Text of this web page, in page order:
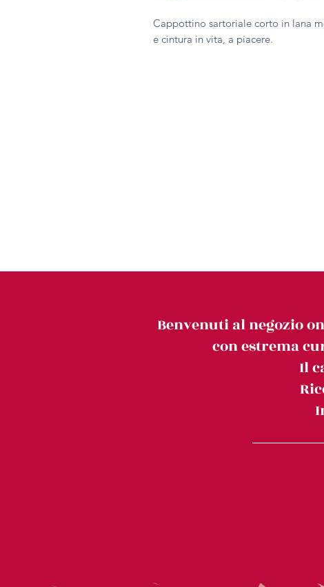
Cappottino sartoriale corto in lana
e cintura in vita, a piacere.
Benvenuti al negozio
con estrema
Il